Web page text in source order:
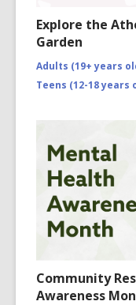
Explore the
Garden
Adults (19+ years
Teens (12-18 years
Community
Awareness